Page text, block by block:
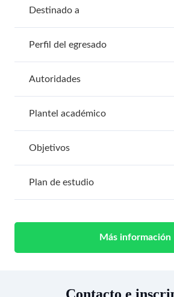
Destinado a
Perfil del egresado
Autoridades
Plantel académico
Objetivos
Plan de estudio
Más información
Contacto e